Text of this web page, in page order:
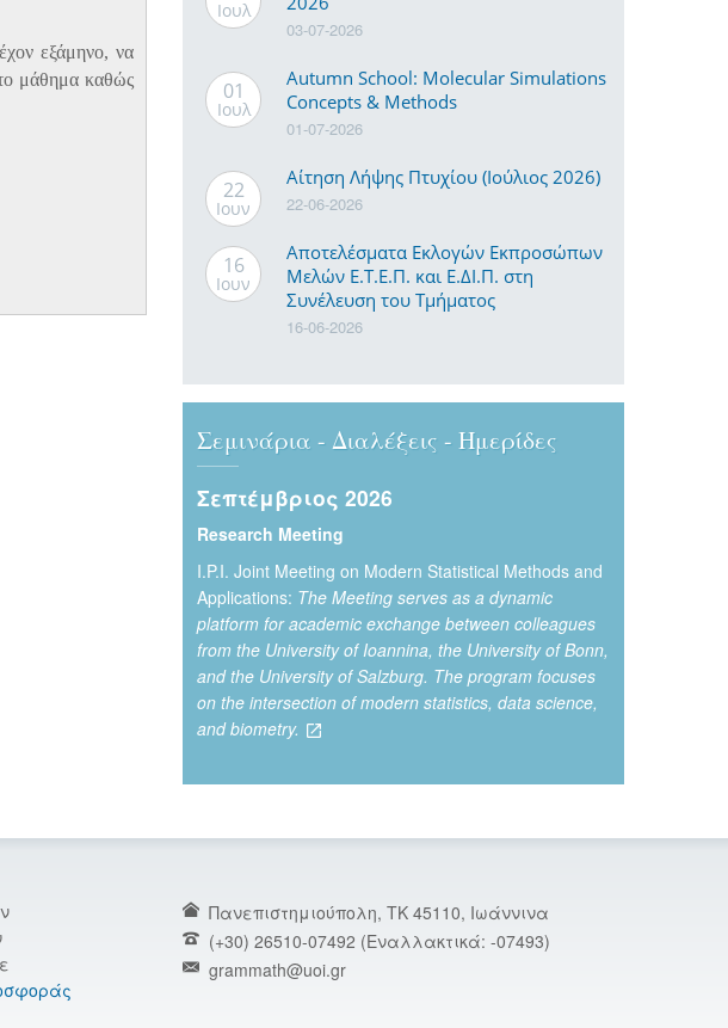
εξάμηνο, να
μάθημα καθώς
Ιουλ
03-07-2026
01
Ιουλ
Autumn School: Molecular Simulations
Concepts & Methods
01-07-2026
22
Ιουν
Αίτηση Λήψης Πτυχίου (Ιούλιος 2026)
22-06-2026
16
Ιουν
Αποτελέσματα Εκλογών Εκπροσώπων
Μελών Ε.Τ.Ε.Π. και Ε.ΔΙ.Π. στη
Συνέλευση του Τμήματος
16-06-2026
Σεμινάρια - Διαλέξεις - Ημερίδες
Σεπτέμβριος 2026
Research Meeting
Ι.P.I. Joint Meeting on Modern Statistical Methods and
Applications: The Meeting serves as a dynamic
platform for academic exchange between colleagues
from the University of Ioannina, the University of Bonn,
and the University of Salzburg. The program focuses
on the intersection of modern statistics, data science,
and biometry.
Πανεπιστημιούπολη, TK 45110, Ιωάννινα
(+30) 26510-07492 (Εναλλακτικά: -07493)
grammath@uoi.gr